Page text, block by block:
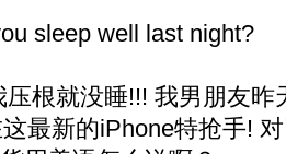
sleep well last night?
根就没睡!!! 我男朋友昨
最新的iPhone特抢手!